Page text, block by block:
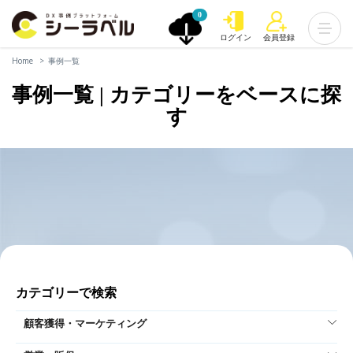
0
ログイン 会員登録
Home 事例一覧
事例一覧 | カテゴリーをベースに探
す
カテゴリーで検索
顧客獲得・マーケティング